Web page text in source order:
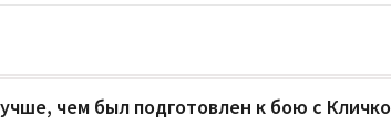
чем был подготовлен к бою с Кличко